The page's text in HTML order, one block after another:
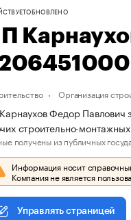
ОБНОВЛЕНО
Организация
Федор Павлович
строительно-
получены из публичных
Информация носит
Компания не является
Управлять страницей